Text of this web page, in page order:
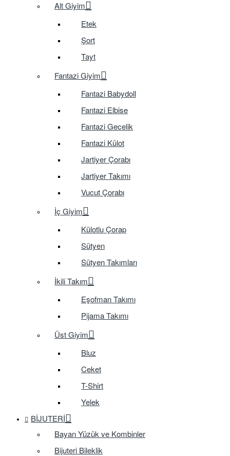
Alt Giyim
Etek
Şort
Tayt
Fantazi Giyim
Fantazi Babydoll
Fantazi Elbise
Fantazi Gecelik
Fantazi Külot
Jartiyer Çorabı
Jartiyer Takımı
Vucut Çorabı
İç Giyim
Külotlu Çorap
Sütyen
Sütyen Takımları
İkili Takım
Eşofman Takımı
Pijama Takımı
Üst Giyim
Bluz
Ceket
T-Shirt
Yelek
BIJUTERI
Bayan Yüzük ve Kombinler
Bijuteri Bileklik